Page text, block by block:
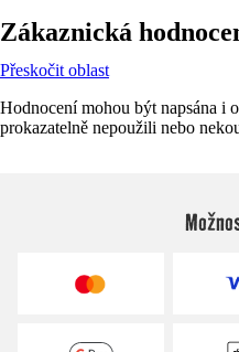
Zákaznická
Přeskočit oblast
Hodnocení mohou být napsána i
prokazatelně nepoužili nebo